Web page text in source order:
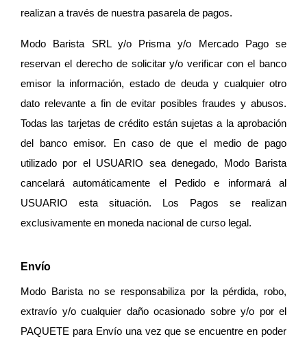
realizan a través de nuestra pasarela de pagos.
Modo Barista SRL y/o Prisma y/o Mercado Pago se
reservan el derecho de solicitar y/o verificar con el banco
emisor la información, estado de deuda y cualquier otro
dato relevante a fin de evitar posibles fraudes y abusos.
Todas las tarjetas de crédito están sujetas a la aprobación
del banco emisor. En caso de que el medio de pago
utilizado por el USUARIO sea denegado, Modo Barista
cancelará automáticamente el Pedido e informará al
USUARIO esta situación. Los Pagos se realizan
exclusivamente en moneda nacional de curso legal.
Envío
Modo Barista no se responsabiliza por la pérdida, robo,
extravío y/o cualquier daño ocasionado sobre y/o por el
PAQUETE para Envío una vez que se encuentre en poder